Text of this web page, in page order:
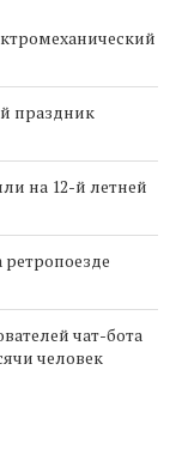
праздник
на 12-й летней
чат-бота
человек